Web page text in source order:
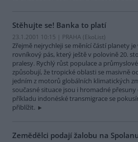
Stěhujte se! Banka to platí
23.1.2001 10:15 | PRAHA (EkoList)
Zřejmě nejrychleji se měnící částí planety
rovníkový pás, který ještě v polovině 20.
pralesy. Rychlý růst populace a
způsobují, že tropické oblasti se masivně
jedním z motorů globálních klimatických
současné situace jsou i hromadné
příkladu indonéské transmigrace se
přiblížit.
Zemědělci podají žalobu na